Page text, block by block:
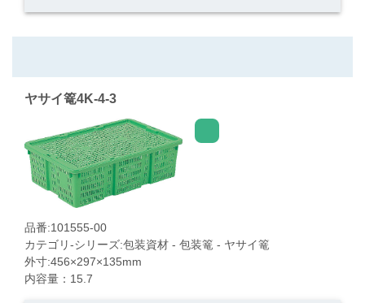
ヤサイ篭4K-4-3
品番:101555-00
カテゴリ-シリーズ:包装資材 - 包装篭 - ヤサイ篭
外寸:456×297×135mm
内容量：15.7